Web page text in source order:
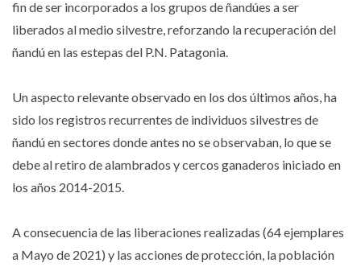
fin de ser incorporados a los grupos de ñandúes a ser
liberados al medio silvestre, reforzando la recuperación del
ñandú en las estepas del P.N. Patagonia.
Un aspecto relevante observado en los dos últimos años, ha
sido los registros recurrentes de individuos silvestres de
ñandú en sectores donde antes no se observaban, lo que se
debe al retiro de alambrados y cercos ganaderos iniciado en
los años 2014-2015.
A consecuencia de las liberaciones realizadas (64 ejemplares
a Mayo de 2021) y las acciones de protección, la población